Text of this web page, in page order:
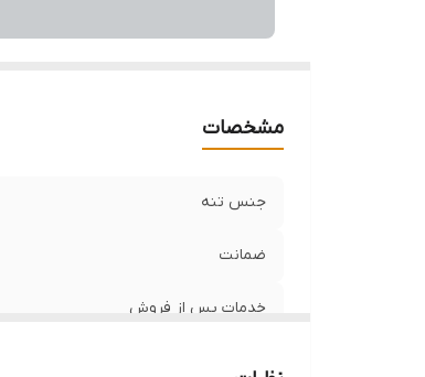
مشخصات
جنس تنه
ضمانت
خدمات پس از فروش